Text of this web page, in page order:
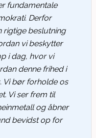
fundamentale
Derfor
rigtige beslutning
vi beskytter
i dag, hvor vi
denne frihed i
Vi bør forholde os
Vi ser frem til
og åbner
bevidst op for